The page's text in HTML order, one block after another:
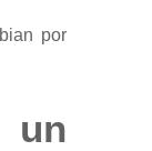
por
un